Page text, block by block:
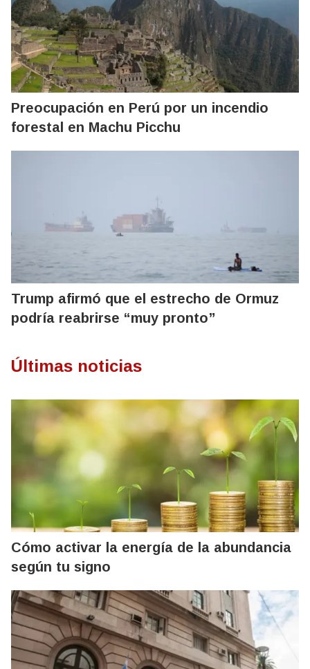
Preocupación en Perú por un incendio
forestal en Machu Picchu
Trump afirmó que el estrecho de Ormuz
podría reabrirse “muy pronto”
Últimas noticias
Cómo activar la energía de la abundancia
según tu signo